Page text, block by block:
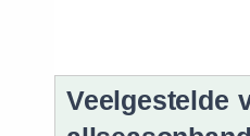
Veelgestelde